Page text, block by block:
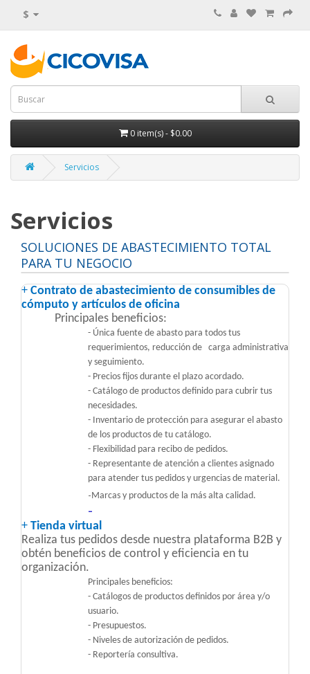
$
0item(s)- $0.00
Servicios
Servicios
SOLUCIONES DE ABASTECIMIENTO TOTAL
PARA TU NEGOCIO
+ Contrato de abastecimiento de consumibles de
cómputo y artículos de oficina
Principales beneficios:
- Única fuente de abasto para todos tus
requerimientos, reducción de carga administrativa
y seguimiento.
- Precios fijos durante el plazo acordado.
- Catálogo de productos definido para cubrir tus
necesidades.
- Inventario de protección para asegurar el abasto
de los productos de tu catálogo.
- Flexibilidad para recibo de pedidos.
- Representante de atención a clientes asignado
para atender tus pedidos y urgencias de material.
-Marcas y productos de la más alta calidad.
-
+ Tienda virtual
Realiza tus pedidos desde nuestra plataforma B2B y
obtén beneficios de control y eficiencia en tu
organización.
Principales beneficios:
- Catálogos de productos definidos por área y/o
usuario.
- Presupuestos.
- Niveles de autorización de pedidos.
- Reportería consultiva.